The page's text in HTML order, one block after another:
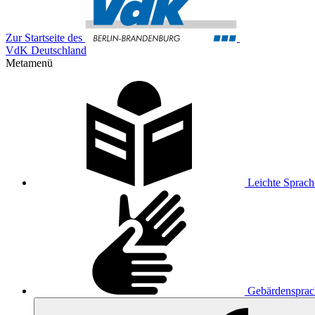
Zur Startseite des
VdK Deutschland
Metamenü
Leichte